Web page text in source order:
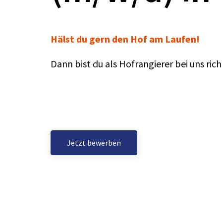
Hälst du gern den Hof am Laufen!
Dann bist du als Hofrangierer bei uns
Jetzt bewerben